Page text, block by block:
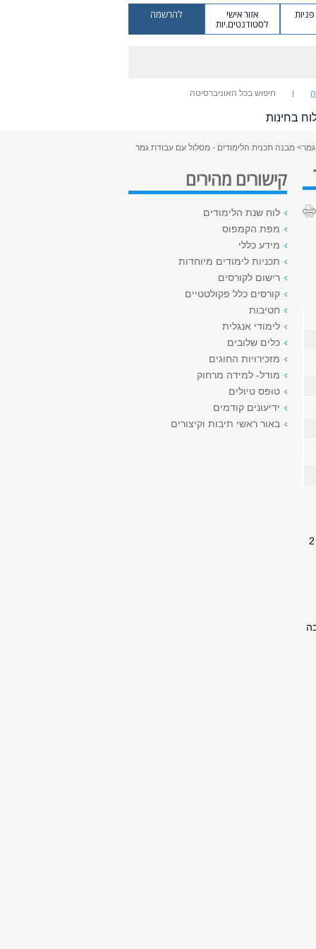
אזור אישי
לסטודנטים.יות
להרשמה
חיפוש בכל האוניברסיטה
בחינות
> מבנה תכנית הלימודים - מסלול עם עבודת גמר
להשתתף בהדרכה בכתיבה מדעית לתואר שני.ההדרכה כוללת 5 מפגשים (4 מפגשים רצופים של 2
קורסי החובה
קישורים מהירים
לוח שנת הלימודים
מפת הקמפוס
מידע כללי
תכניות לימודים מיוחדות
רישום לקורסים
קורסים כלל פקולטטיים
חטיבות
לימודי אנגלית
כלים שלובים
מזכירויות החוגים
מודל- למידה מרחוק
טופס טיולים
ידיעונים קודמים
באור ראשי תיבות וקיצורים